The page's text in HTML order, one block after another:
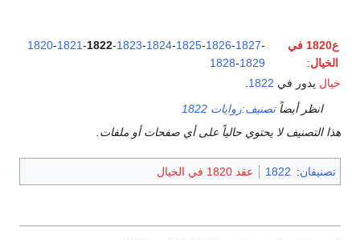
ع1820 في
الخيال:
1820-1821-1822-1823-1824-1825-1826-1827-
1828-1829
خيال يدور في 1822
انظر أيضاًتصنيف:روايات 1822
هذا التصنيف لا يحتوي حالياً على أي صفحات أو ملفات.
تصنيفان:
1822 عقد 1820 في الخيال